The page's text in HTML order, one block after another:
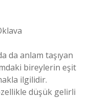
da anlam taşıyan
bireylerin eşit
ilgilidir.
düşük gelirli